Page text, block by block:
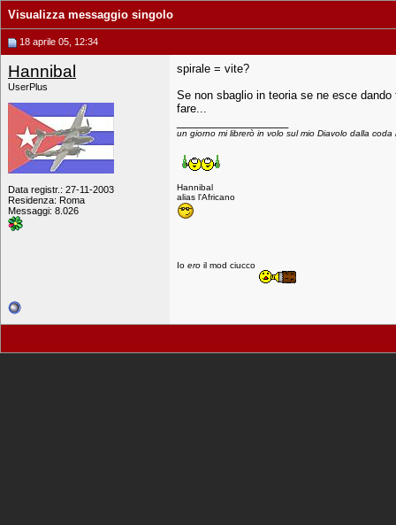
Visualizza messaggio singolo
18 aprile 05, 12:34
Hannibal
UserPlus
Data registr.: 27-11-2003
Residenza: Roma
Messaggi: 8.026
spirale = vite?
Se non sbaglio in teoria se ne esce
fare...
un giorno mi librerò in volo sul mio Diavolo dalla
Hannibal
alias l'Africano
Io ero il mod ciucco